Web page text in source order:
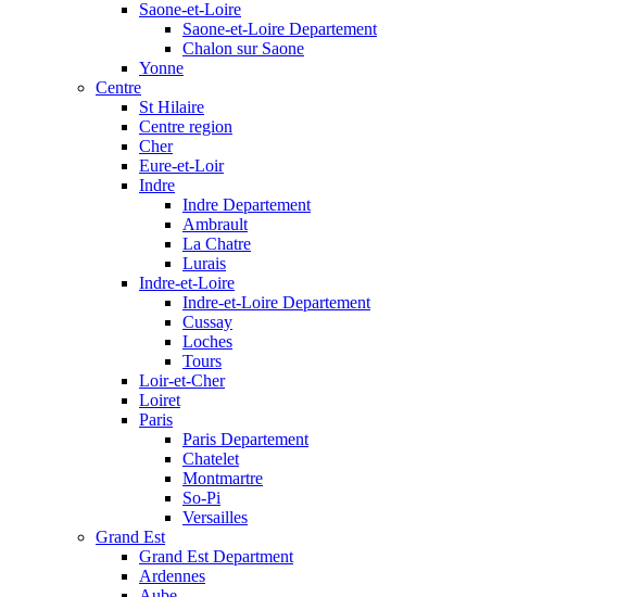
Saone-et-Loire
Saone-et-Loire Departement
Chalon sur Saone
Yonne
Centre
St Hilaire
Centre region
Cher
Eure-et-Loir
Indre
Indre Departement
Ambrault
La Chatre
Lurais
Indre-et-Loire
Indre-et-Loire Departement
Cussay
Loches
Tours
Loir-et-Cher
Loiret
Paris
Paris Departement
Chatelet
Montmartre
So-Pi
Versailles
Grand Est
Grand Est Department
Ardennes